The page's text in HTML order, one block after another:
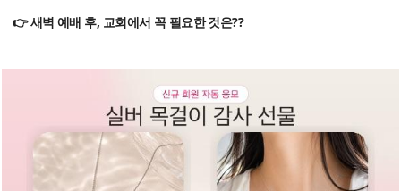
👉 새벽 예배 후, 교회에서 꼭 필요한 것은??